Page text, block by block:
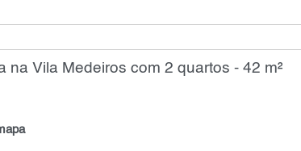
na Vila Medeiros com 2 quartos - 42 m²